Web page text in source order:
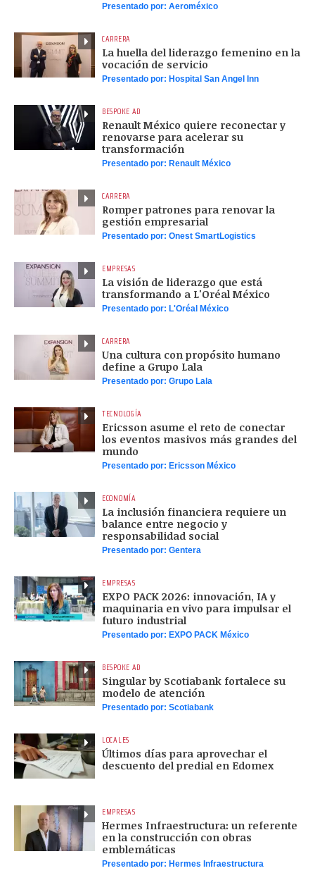
Presentado por: Aeroméxico
CARRERA
La huella del liderazgo femenino en la
vocación de servicio
Presentado por: Hospital San Angel Inn
BESPOKE AD
Renault México quiere reconectar y
renovarse para acelerar su
transformación
Presentado por: Renault México
CARRERA
Romper patrones para renovar la
gestión empresarial
Presentado por: Onest SmartLogistics
EMPRESAS
La visión de liderazgo que está
transformando a L'Oréal México
Presentado por: L'Oréal México
CARRERA
Una cultura con propósito humano
define a Grupo Lala
Presentado por: Grupo Lala
TECNOLOGÍA
Ericsson asume el reto de conectar
los eventos masivos más grandes del
mundo
Presentado por: Ericsson México
ECONOMÍA
La inclusión financiera requiere un
balance entre negocio y
responsabilidad social
Presentado por: Gentera
EMPRESAS
EXPO PACK 2026: innovación, IA y
maquinaria en vivo para impulsar el
futuro industrial
Presentado por: EXPO PACK México
BESPOKE AD
Singular by Scotiabank fortalece su
modelo de atención
Presentado por: Scotiabank
LOCALES
Últimos días para aprovechar el
descuento del predial en Edomex
EMPRESAS
Hermes Infraestructura: un referente
en la construcción con obras
emblemáticas
Presentado por: Hermes Infraestructura